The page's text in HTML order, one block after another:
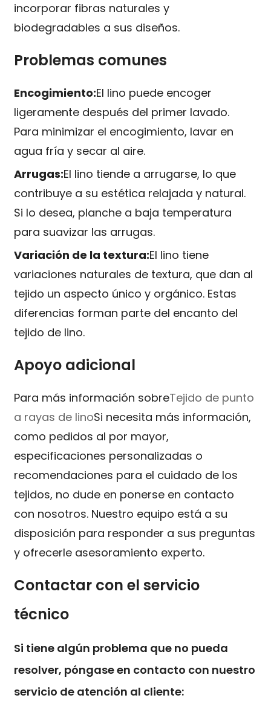
incorporar fibras naturales y
biodegradables a sus diseños.
Problemas comunes
Encogimiento:El lino puede encoger
ligeramente después del primer lavado.
Para minimizar el encogimiento, lavar en
agua fría y secar al aire.
Arrugas:El lino tiende a arrugarse, lo que
contribuye a su estética relajada y natural.
Si lo desea, planche a baja temperatura
para suavizar las arrugas.
Variación de la textura:El lino tiene
variaciones naturales de textura, que dan al
tejido un aspecto único y orgánico. Estas
diferencias forman parte del encanto del
tejido de lino.
Apoyo adicional
Para más información sobreTejido de punto
a rayas de linoSi necesita más información,
como pedidos al por mayor,
especificaciones personalizadas o
recomendaciones para el cuidado de los
tejidos, no dude en ponerse en contacto
con nosotros. Nuestro equipo está a su
disposición para responder a sus preguntas
y ofrecerle asesoramiento experto.
Contactar con el servicio
técnico
Si tiene algún problema que no pueda
resolver, póngase en contacto con nuestro
servicio de atención al cliente: